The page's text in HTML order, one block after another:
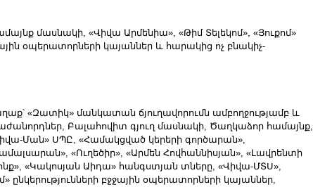
մասնակի, «Վիվա Արմենիա», «Թիմ Տելեկոմ», «Յուքոմ»
օպերատորների կայաններ և հարակից ոչ բնակիչ-
«Զատիկ» մանկատան ճյուղավորումն ամբողջությամբ և
Բալահովիտ գյուղ մասնակի, Ծաղկաձոր համայնք,
Ման» ՍՊԸ, «Համակցված կերերի գործարան»,
«Ուղեծիր», «Արմեն Հովհաննիսյան», «Լավրենտի
«Կակոսյան Աիդա» հանգստյան տները, «Վիվա-ՄՏՍ»,
ընկերությունների բջջային օպերատորների կայաններ,